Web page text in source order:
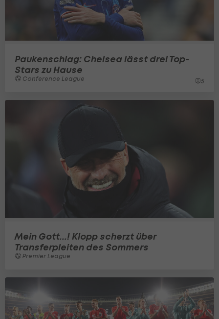
Paukenschlag: Chelsea lässt drei Top-
Stars zu Hause
Conference League 5
Mein Gott...! Klopp scherzt über
Transferpleiten des Sommers
Premier League